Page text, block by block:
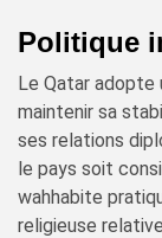
Politique
Le Qatar adopte
maintenir sa
ses relations
le pays soit
wahhabite
religieuse